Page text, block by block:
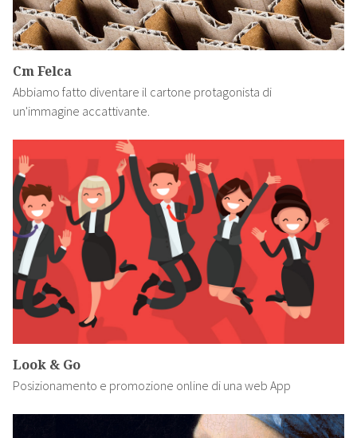
Cm Felca
Abbiamo fatto diventare il cartone protagonista di
un'immagine accattivante.
Look & Go
Posizionamento e promozione online di una web App